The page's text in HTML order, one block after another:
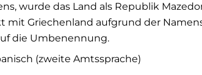
wurde das Land als Republik
mit Griechenland aufgrund der
die Umbenennung.
(zweite Amtssprache)